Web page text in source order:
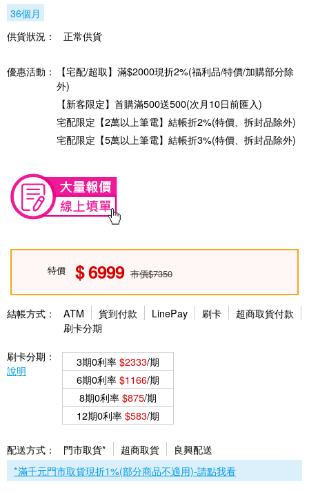
36個月
供貨狀況：
正常供貨
優惠活動：
【宅配/超取】滿$2000現折2%(福利品/特價/加購部分除
外)
【新客限定】首購滿500送500(次月10日前匯入)
宅配限定【2萬以上筆電】結帳折2%(特價、拆封品除外)
宅配限定【5萬以上筆電】結帳折3%(特價、拆封品除外)
特價 6999 市價$7350
結帳方式： ATM 貨到付款 LinePay 刷卡
超商取貨付款
刷卡分期
刷卡分期：
說明
3期0利率$2333/期
6期0利率$1166/期
8期0利率$875/期
12期0利率$583/期
配送方式： 門市取貨* 超商取貨
良興配送
*滿千元門市取貨現折1%(部分商品不適用)-請點我看